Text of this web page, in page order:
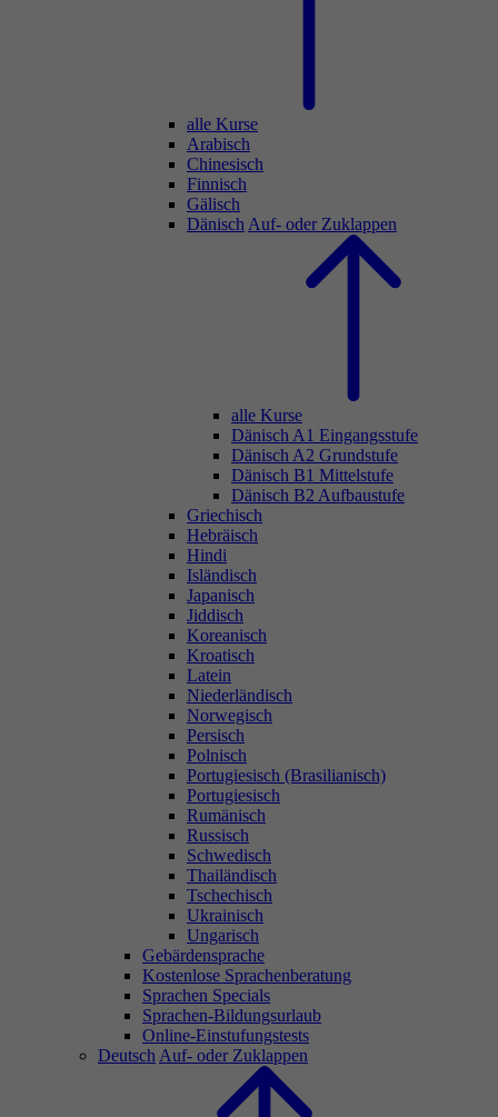
alle Kurse
Arabisch
Chinesisch
Finnisch
Gälisch
Dänisch Auf- oder Zuklappen
alle Kurse
Dänisch A1 Eingangsstufe
Dänisch A2 Grundstufe
Dänisch B1 Mittelstufe
Dänisch B2 Aufbaustufe
Griechisch
Hebräisch
Hindi
Isländisch
Japanisch
Jiddisch
Koreanisch
Kroatisch
Latein
Niederländisch
Norwegisch
Persisch
Polnisch
Portugiesisch (Brasilianisch)
Portugiesisch
Rumänisch
Russisch
Schwedisch
Thailändisch
Tschechisch
Ukrainisch
Ungarisch
Gebärdensprache
Kostenlose Sprachenberatung
Sprachen Specials
Sprachen-Bildungsurlaub
Online-Einstufungstests
Deutsch Auf- oder Zuklappen